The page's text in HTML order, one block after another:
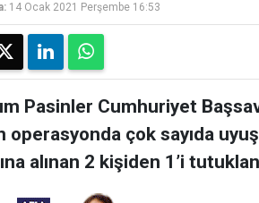
14 Ocak 2021 Perşembe 16:53
Pasinler Cumhuriyet
operasyonda çok sayıda
alınan 2 kişiden 1’i